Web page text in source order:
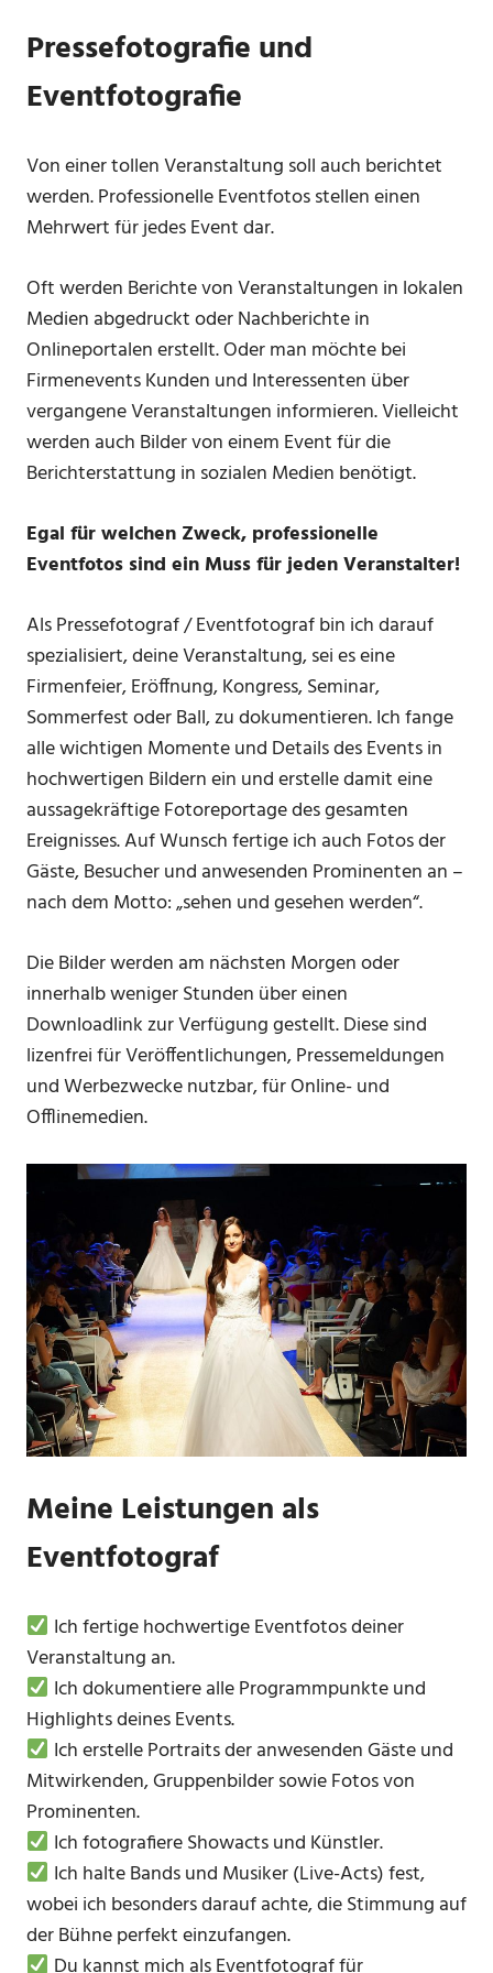
Pressefotografie und
Eventfotografie
Von einer tollen Veranstaltung soll auch berichtet
werden. Professionelle Eventfotos stellen einen
Mehrwert für jedes Event dar.
Oft werden Berichte von Veranstaltungen in lokalen
Medien abgedruckt oder Nachberichte in
Onlineportalen erstellt. Oder man möchte bei
Firmenevents Kunden und Interessenten über
vergangene Veranstaltungen informieren. Vielleicht
werden auch Bilder von einem Event für die
Berichterstattung in sozialen Medien benötigt.
Egal für welchen Zweck, professionelle
Eventfotos sind ein Muss für jeden Veranstalter!
Als Pressefotograf / Eventfotograf bin ich darauf
spezialisiert, deine Veranstaltung, sei es eine
Firmenfeier, Eröffnung, Kongress, Seminar,
Sommerfest oder Ball, zu dokumentieren. Ich fange
alle wichtigen Momente und Details des Events in
hochwertigen Bildern ein und erstelle damit eine
aussagekräftige Fotoreportage des gesamten
Ereignisses. Auf Wunsch fertige ich auch Fotos der
Gäste, Besucher und anwesenden Prominenten an –
nach dem Motto: „sehen und gesehen werden“.
Die Bilder werden am nächsten Morgen oder
innerhalb weniger Stunden über einen
Downloadlink zur Verfügung gestellt. Diese sind
lizenfrei für Veröffentlichungen, Pressemeldungen
und Werbezwecke nutzbar, für Online- und
Offlinemedien.
Meine Leistungen als
Eventfotograf
Ich fertige hochwertige Eventfotos deiner
Veranstaltung an.
Ich dokumentiere alle Programmpunkte und
Highlights deines Events.
Ich erstelle Portraits der anwesenden Gäste und
Mitwirkenden, Gruppenbilder sowie Fotos von
Prominenten.
Ich fotografiere Showacts und Künstler.
Ich halte Bands und Musiker (Live-Acts) fest,
wobei ich besonders darauf achte, die Stimmung auf
der Bühne perfekt einzufangen.